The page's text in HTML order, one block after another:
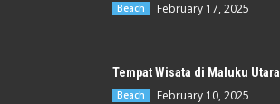
Beach February 17, 2025
Tempat Wisata di Maluku Utara
Beach February 10, 2025